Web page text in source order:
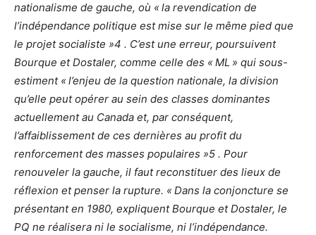
nationalisme de gauche, où « la revendication de
l’indépendance politique est mise sur le même pied que
le projet socialiste »4 . C’est une erreur, poursuivent
Bourque et Dostaler, comme celle des « ML » qui sous-
estiment « l’enjeu de la question nationale, la division
qu’elle peut opérer au sein des classes dominantes
actuellement au Canada et, par conséquent,
l’affaiblissement de ces dernières au profit du
renforcement des masses populaires »5 . Pour
renouveler la gauche, il faut reconstituer des lieux de
réflexion et penser la rupture. « Dans la conjoncture se
présentant en 1980, expliquent Bourque et Dostaler, le
PQ ne réalisera ni le socialisme, ni l’indépendance.